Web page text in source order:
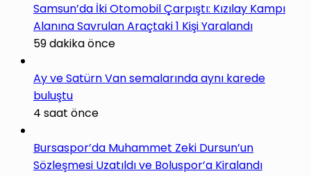
Samsun’da İki Otomobil Çarpıştı: Kızılay Kampı
Alanına Savrulan Araçtaki 1 Kişi Yaralandı
59 dakika önce
Ay ve Satürn Van semalarında aynı karede
buluştu
4 saat önce
Bursaspor’da Muhammet Zeki Dursun’un
Sözleşmesi Uzatıldı ve Boluspor’a Kiralandı